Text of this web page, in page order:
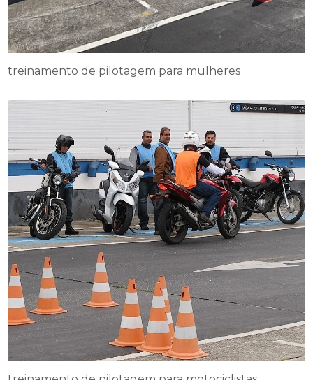
treinamento de pilotagem para mulheres